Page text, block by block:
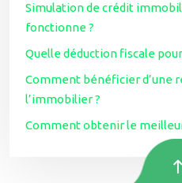
Simulation de crédit
fonctionne ?
Quelle déduction fiscale
Comment bénéficier d’une
l’immobilier ?
Comment obtenir le